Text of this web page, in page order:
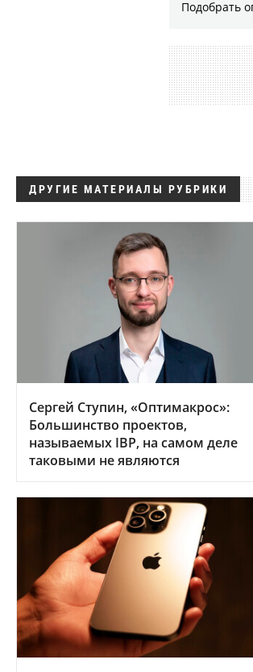
Подобрать
ДРУГИЕ МАТЕРИАЛЫ РУБРИКИ
Сергей Ступин, «Оптимакрос»:
Большинство проектов,
называемых IBP, на самом деле
таковыми не являются